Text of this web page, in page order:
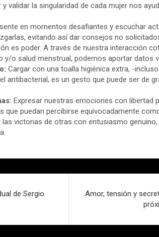
validar la singularidad de cada mujer nos
en momentos desafiantes y escuchar
evitando así dar consejos no
es poder. A través de nuestra interacción
y/o salud menstrual, podemos aportar datos
Cargar con una toalla higiénica extra, -
antibacterial, es un gesto que puede ser de
Expresar nuestras emociones con libertad
que puedan percibirse equivocadamente
las victorias de otras con entusiasmo
de Sergio
Amor, tensión y